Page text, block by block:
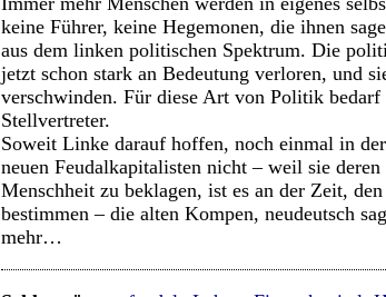
keine Führer, keine Hegemonen, die ihnen
aus dem linken politischen Spektrum. Die
jetzt schon stark an Bedeutung verloren, und
verschwinden. Für diese Art von Politik
Stellvertreter.
Soweit Linke darauf hoffen, noch einmal in
neuen Feudalkapitalisten nicht – weil sie
Menschheit zu beklagen, ist es an der Zeit,
bestimmen – die alten Kompen, neudeutsch
mehr…